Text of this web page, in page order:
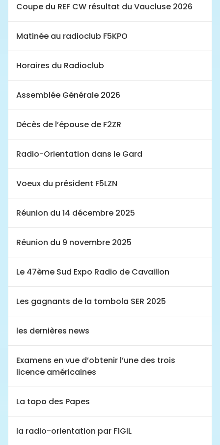
Coupe du REF CW résultat du Vaucluse 2026
Matinée au radioclub F5KPO
Horaires du Radioclub
Assemblée Générale 2026
Décès de l’épouse de F2ZR
Radio-Orientation dans le Gard
Voeux du président F5LZN
Réunion du 14 décembre 2025
Réunion du 9 novembre 2025
Le 47ème Sud Expo Radio de Cavaillon
Les gagnants de la tombola SER 2025
les dernières news
Examens en vue d’obtenir l’une des trois
licence américaines
La topo des Papes
la radio-orientation par F1GIL